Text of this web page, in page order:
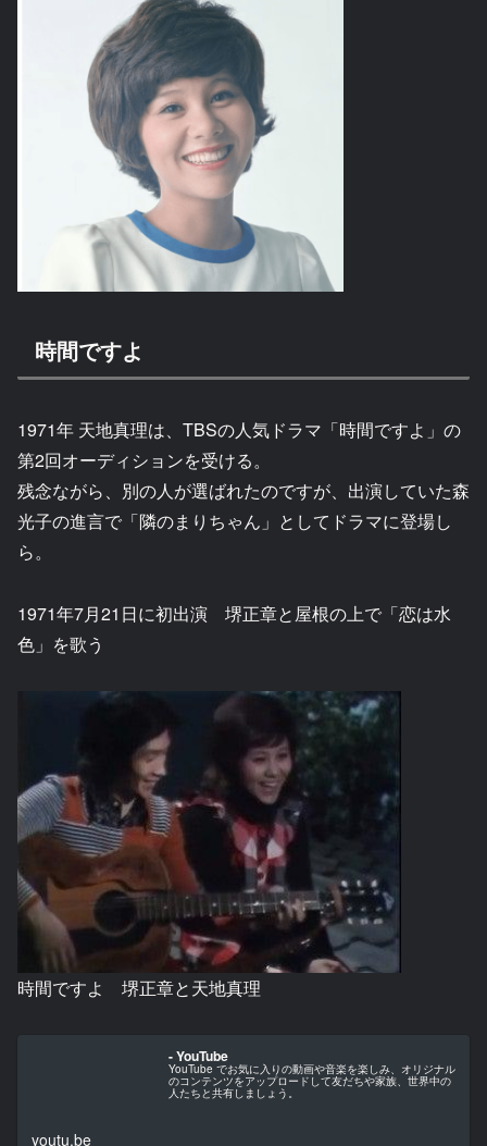
時間ですよ
1971年 天地真理は、TBSの人気ドラマ「時間ですよ」の
第2回オーディションを受ける。
残念ながら、別の人が選ばれたのですが、出演していた森
光子の進言で「隣のまりちゃん」としてドラマに登場し
ら。
1971年7月21日に初出演 堺正章と屋根の上で「恋は水
色」を歌う
時間ですよ 堺正章と天地真理
- YouTube
YouTube でお気に入りの動画や音楽を楽しみ、オリジナル
のコンテンツをアップロードして友だちや家族、世界中の
人たちと共有しましょう。
youtu.be